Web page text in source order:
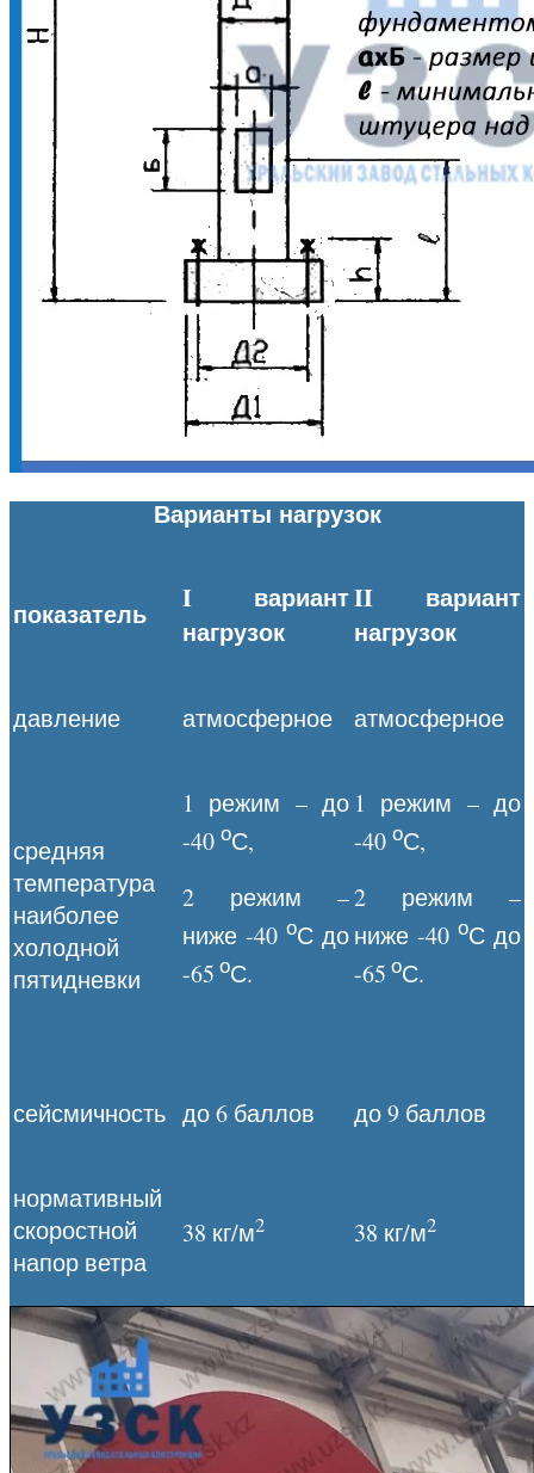
Варианты нагрузок
показатель
I вариант
нагрузок
II вариант
нагрузок
давление атмосферное атмосферное
средняя
температура
наиболее
холодной
пятидневки
1 режим – до
-40 оС,
2 режим –
ниже -40 оС до
-65 оС.
1 режим – до
-40 оС,
2 режим –
ниже -40 оС до
-65 оС.
сейсмичность до 6 баллов до 9 баллов
нормативный
скоростной
напор ветра
38 кг/м2 38 кг/м2